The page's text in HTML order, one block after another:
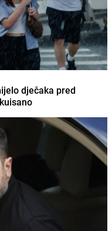
dječaka pred